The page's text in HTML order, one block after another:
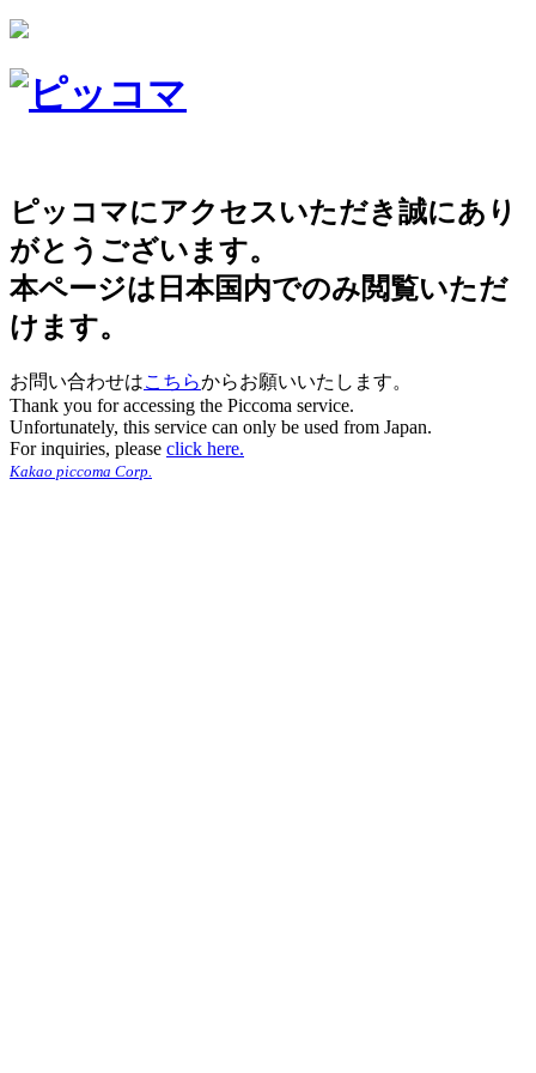
ピッコマにアクセスいただき誠にあり
がとうございます。
本ページは日本国内でのみ閲覧いただ
けます。
お問い合わせはこちらからお願いいたします。
Thank you for accessing the Piccoma service.
Unfortunately, this service can only be used from Japan.
For inquiries, please click here.
Kakao piccoma Corp.